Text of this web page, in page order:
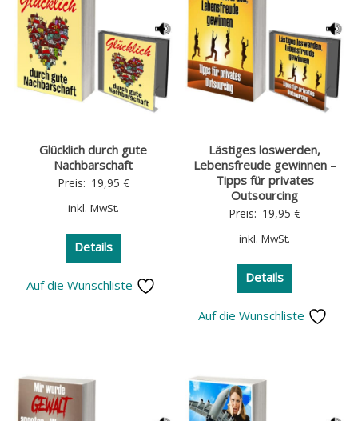
Glücklich durch gute
Nachbarschaft
Preis: 19,95 €
inkl. MwSt.
Details
Auf die Wunschliste
Lästiges loswerden,
Lebensfreude gewinnen –
Tipps für privates
Outsourcing
Preis: 19,95€
inkl. MwSt.
Details
Auf die Wunschliste